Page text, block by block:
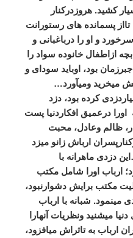
کشید. هروزدرکنار
پسمانده های رستورانت
و او را درباغبانی و
ازاطفال خانوده سواد را
بود، اوباید سودای و
میخرید ومیآورد…
کرده بود، دزد
اورا درعمیق افکاردنیا پست
ظالم وعادل، محبت
ارباش زانو میزد
دزدی ماهرانه با
ارباب اورا شامل مکتب
مکتب برایش دشوارنبود،
مینمود. شبانه با ارباب
دنیا میشنید ونظریات آنهارا
ارباب به تاثراش میافزود،